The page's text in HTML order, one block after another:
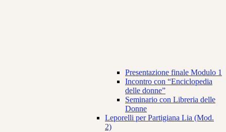
Presentazione finale Modulo 1
Incontro con “Enciclopedia
delle donne”
Seminario con Libreria delle
Donne
Leporelli per Partigiana Lia (Mod.
2)